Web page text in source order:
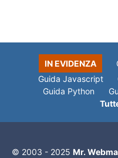
IN EVIDENZA
Guida Javascript
Guida Python
© 2003 - 2025 Mr.